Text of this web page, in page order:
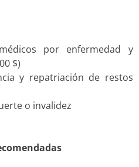
por enfermedad y
$)
y repatriación de restos
o invalidez